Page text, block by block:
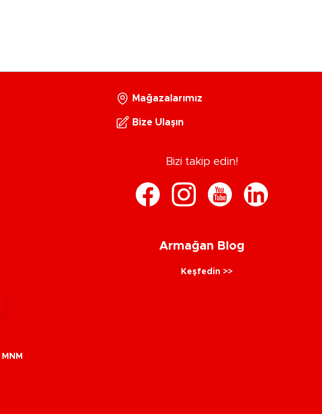
Mağazalarımız
Bize Ulaşın
Bizi takip edin!
Armağan Blog
Keşfedin >>
MNM